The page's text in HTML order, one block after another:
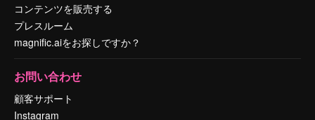
コンテンツを販売する
プレスルーム
magnific.aiをお探しですか？
お問い合わせ
顧客サポート
Instagram